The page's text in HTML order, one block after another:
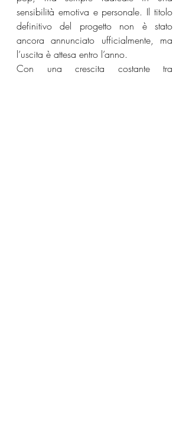
sensibilità emotiva e personale. Il titolo
definitivo del progetto non è stato
ancora annunciato ufficialmente, ma
l’uscita è attesa entro l’anno.
Con una crescita costante tra